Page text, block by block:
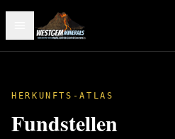
HERKUNFTS-ATLAS
Fundstellen